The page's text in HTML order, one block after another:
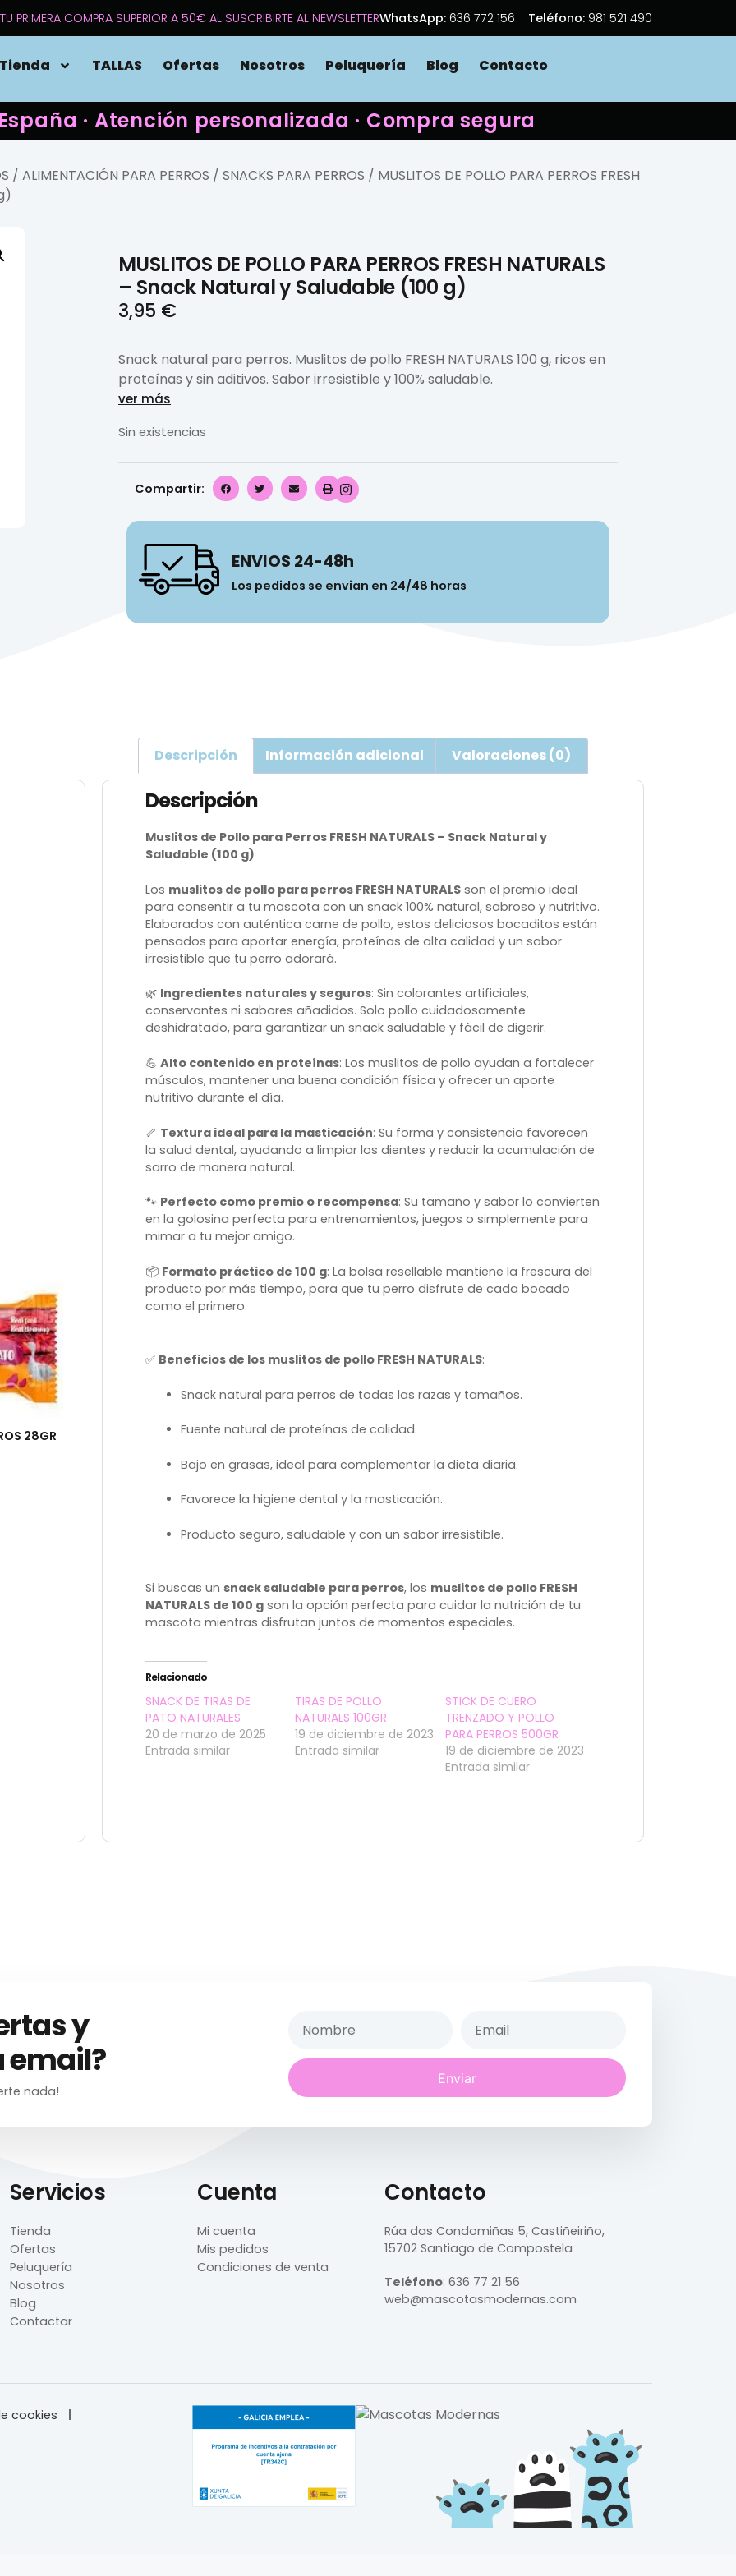
PRIMERA COMPRA SUPERIOR A 50€ AL SUSCRIBIRTE AL NEWSLETTERWhatsApp: 636 772 156 Teléfono: 981 521 490
Tienda TALLAS Ofertas Nosotros Peluquería Blog Contacto
· Atención personalizada · Compra segura
/ ALIMENTACIÓN PARA PERROS / SNACKS PARA PERROS / MUSLITOS DE POLLO PARA PERROS FRESH
MUSLITOS DE POLLO PARA PERROS FRESH NATURALS
– Snack Natural y Saludable (100 g)
3,95 €
Snack natural para perros. Muslitos de pollo FRESH NATURALS 100 g, ricos en
proteínas y sin aditivos. Sabor irresistible y 100% saludable.
ver más
Sin existencias
Compartir:
ENVIOS 24-48h
Los pedidos se envian en 24/48 horas
28GR
Descripción Información adicional Valoraciones (0)
Descripción
Muslitos de Pollo para Perros FRESH NATURALS – Snack Natural y
Saludable (100 g)
Los muslitos de pollo para perros FRESH NATURALSson el premio ideal
para consentir a tu mascota con un snack 100% natural, sabroso y nutritivo.
Elaborados con auténtica carne de pollo, estos deliciosos bocaditos están
pensados para aportar energía, proteínas de alta calidad y un sabor
irresistible que tu perro adorará.
🌿 Ingredientes naturales y seguros: Sin colorantes artificiales,
conservantes ni sabores añadidos. Solo pollo cuidadosamente
deshidratado, para garantizar un snack saludable y fácil de digerir.
💪 Alto contenido en proteínas: Los muslitos de pollo ayudan a fortalecer
músculos, mantener una buena condición física y ofrecer un aporte
nutritivo durante el día.
🦴 Textura ideal para la masticación: Su forma y consistencia favorecen
la salud dental, ayudando a limpiar los dientes y reducir la acumulación de
sarro de manera natural.
🐾 Perfecto como premio o recompensa: Su tamaño y sabor lo convierten
en la golosina perfecta para entrenamientos, juegos o simplemente para
mimar a tu mejor amigo.
📦 Formato práctico de 100 g: La bolsa resellable mantiene la frescura del
producto por más tiempo, para que tu perro disfrute de cada bocado
como el primero.
✅ Beneficios de los muslitos de pollo FRESH NATURALS:
Snack natural para perros de todas las razas y tamaños.
Fuente natural de proteínas de calidad.
Bajo en grasas, ideal para complementar la dieta diaria.
Favorece la higiene dental y la masticación.
Producto seguro, saludable y con un sabor irresistible.
Si buscas un snack saludable para perros, los muslitos de pollo FRESH
NATURALS de 100 gson la opción perfecta para cuidar la nutrición de tu
mascota mientras disfrutan juntos de momentos especiales.
Relacionado
SNACK DE TIRAS DE
PATO NATURALES
20 de marzo de 2025
Entrada similar
TIRAS DE POLLO
NATURALS 100GR
19 de diciembre de 2023
Entrada similar
STICK DE CUERO
TRENZADO Y POLLO
PARA PERROS 500GR
19 de diciembre de 2023
Entrada similar
y
email?
nada!
Enviar
Servicios
Tienda
Ofertas
Peluquería
Nosotros
Blog
Contactar
Cuenta
Mi cuenta
Mis pedidos
Condiciones de venta
Contacto
Rúa das Condomiñas 5, Castiñeiriño,
15702 Santiago de Compostela
Teléfono: 636 77 21 56
web@mascotasmodernas.com
cookies